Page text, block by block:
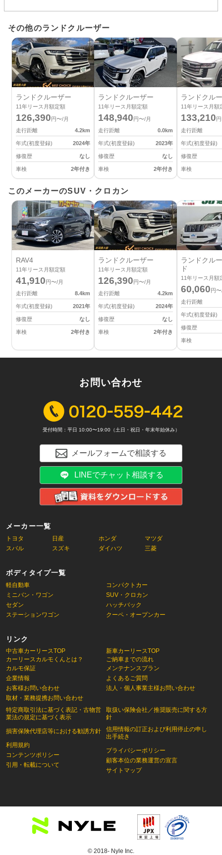
その他のランドクルーザー
ランドクルーザー
11年リース月額定額
126,390円〜/月
走行距離
4.2km
年式(初度登録) 2024年
修復歴 なし
車検 2年付き
ランドクルーザー
11年リース月額定額
148,940円〜/月
走行距離
0.0km
年式(初度登録) 2023年
修復歴 なし
車検 2年付き
ランドクル
11年リース月額
133,210
走行距離
年式(初度登録)
修復歴
車検
このメーカーのSUV・クロカン
RAV4
11年リース月額定額
41,910円〜/月
走行距離
8.4km
年式(初度登録) 2021年
修復歴 なし
車検 2年付き
ランドクルーザー
11年リース月額定額
126,390円〜/月
走行距離
4.2km
年式(初度登録) 2024年
修復歴 なし
車検 2年付き
ランドクル
ド
11年リース月額
60,060円
走行距離
年式(初度登録)
修復歴
車検
メーカー一覧
トヨタ 日産 ホンダ
マツダ
スバル
スズキ ダイハツ 三菱
ボディタイプ一覧
軽自動車
コンパクトカー
ミニバン・ワゴン
SUV・クロカン
セダン
ハッチバック
ステーションワゴン
クーペ・オープンカー
リンク
中古車カーリースTOP
カーリースカルモくんとは？
新車カーリースTOP
ご納車までの流れ
カルモ保証
企業情報
お客様お問い合わせ
取材・業務提携お問い合わせ
特定商取引法に基づく表記・古物営
業法の規定に基づく表示
損害保険代理店等における勧誘方針
利用規約
コンテンツポリシー
引用・転載について
メンテナンスプラン
よくあるご質問
法人・個人事業主様お問い合わせ
取扱い保険会社／推奨販売に関する方
針
信用情報の訂正および利用停止の申し
出手続き
プライバシーポリシー
顧客本位の業務運営の宣言
サイトマップ
お問い合わせ
受付時間：平日 10:00〜19:00（土日・祝日・年末年始休み）
メールフォームで相談する
LINEでチャット相談する
© 2018- Nyle Inc.